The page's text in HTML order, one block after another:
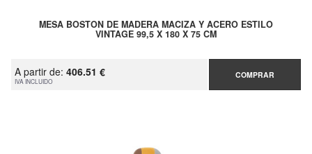
MESA BOSTON DE MADERA MACIZA Y ACERO ESTILO
VINTAGE 99,5 X 180 X 75 CM
A partir de: 406.51 €
IVA INCLUIDO
COMPRAR